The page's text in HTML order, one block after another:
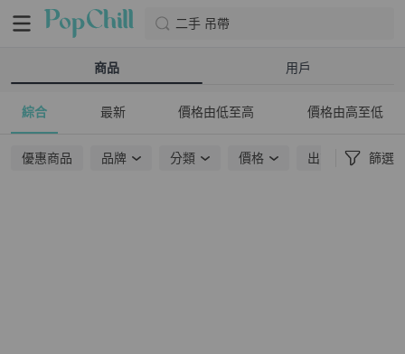
二手 吊帶
商品 用戶
綜合 最新 價格由低至高 價格由高至低
優惠商品 品牌 分類 價格 出貨地點 篩選